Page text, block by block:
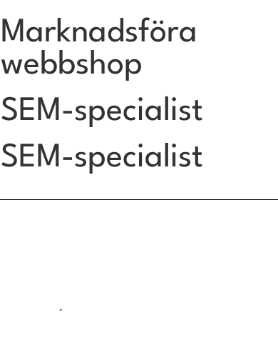
Marknadsföra
webbshop
SEM-specialist
SEM-specialist
´